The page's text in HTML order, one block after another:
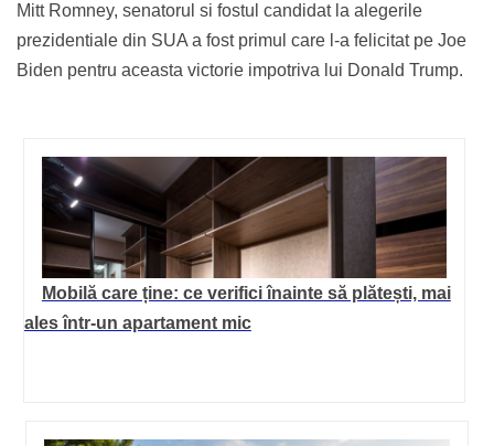
Mitt Romney, senatorul si fostul candidat la alegerile
prezidentiale din SUA a fost primul care l-a felicitat pe Joe
Biden pentru aceasta victorie impotriva lui Donald Trump.
Mobilă care ține: ce verifici înainte să plătești, mai
ales într-un apartament mic